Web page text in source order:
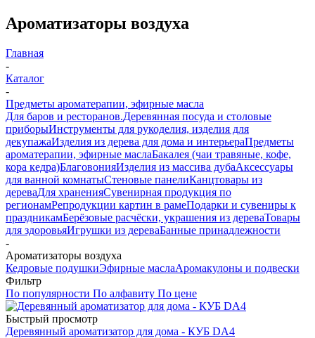
Ароматизаторы воздуха
Главная
-
Каталог
-
Предметы ароматерапии, эфирные масла
Для баров и ресторанов.Деревянная посуда и столовые
приборыИнструменты для рукоделия, изделия для
декупажаИзделия из дерева для дома и интерьераПредметы
ароматерапии, эфирные маслаБакалея (чаи травяные, кофе,
кора кедра)БлаговонияИзделия из массива дубаАксессуары
для ванной комнатыСтеновые панелиКанцтовары из
дереваДля храненияСувенирная продукция по
регионамРепродукции картин в рамеПодарки и сувениры к
праздникамБерёзовые расчёски, украшения из дереваТовары
для здоровьяИгрушки из дереваБанные принадлежности
-
Ароматизаторы воздуха
Кедровые подушкиЭфирные маслаАромакулоны и подвески
Фильтр
По популярности По алфавиту По цене
Быстрый просмотр
Деревянный ароматизатор для дома - КУБ DA4